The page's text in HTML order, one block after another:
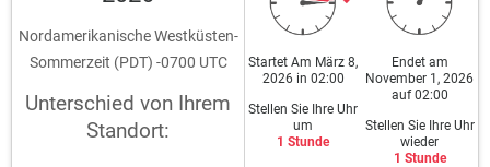
Nordamerikanische Westküsten-
Sommerzeit (PDT) -0700 UTC
Unterschied von Ihrem
Standort:
Startet Am März 8,
2026 in 02:00
Stellen Sie Ihre Uhr
um
1 Stunde
Endet am
November 1, 2026
auf 02:00
Stellen Sie Ihre Uhr
wieder
1 Stunde